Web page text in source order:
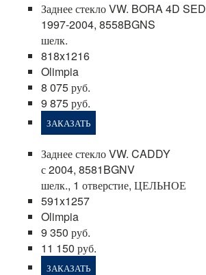
Заднее стекло VW. BORA 4D SED
1997-2004, 8558BGNS
шелк.
818x1216
Olimpia
8 075 руб.
9 875 руб.
ЗАКАЗАТЬ
Заднее стекло VW. CADDY
с 2004, 8581BGNV
шелк., 1 отверстие, ЦЕЛЬНОЕ
591x1257
Olimpia
9 350 руб.
11 150 руб.
ЗАКАЗАТЬ